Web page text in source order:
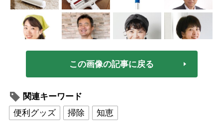
この画像の記事に戻る
関連キーワード
便利グッズ
掃除 知恵